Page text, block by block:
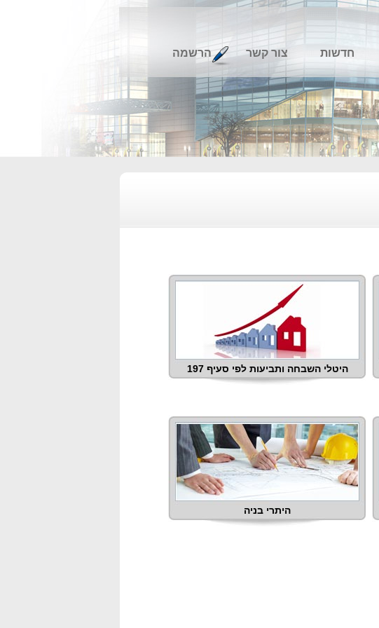
חדשות צור קשר הרשמה
היטלי השבחה ותביעות לפי סעיף 197
היתרי בניה